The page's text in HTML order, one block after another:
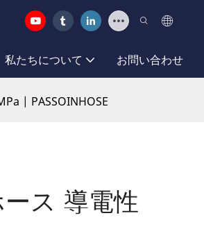
私たちについて お問い合わせ
| PASSOINHOSE
ス 導電性